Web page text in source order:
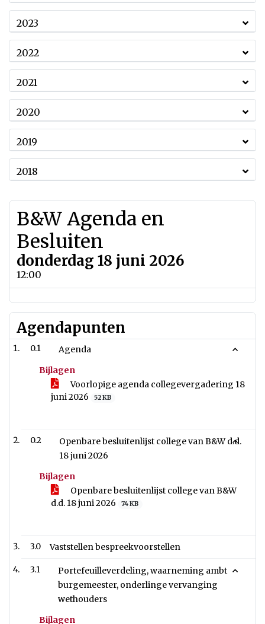
2023
2022
2021
2020
2019
2018
B&W Agenda en
Besluiten
donderdag 18 juni 2026
12:00
Agendapunten
0.1
Agenda
Bijlagen
Voorlopige agenda collegevergadering 18
juni 2026
52 KB
0.2
Openbare besluitenlijst college van B&W d.d.
18 juni 2026
Bijlagen
Openbare besluitenlijst college van B&W
d.d. 18 juni 2026
74 KB
3.0 Vaststellen bespreekvoorstellen
3.1
Portefeuilleverdeling, waarneming ambt
burgemeester, onderlinge vervanging
wethouders
Bijlagen